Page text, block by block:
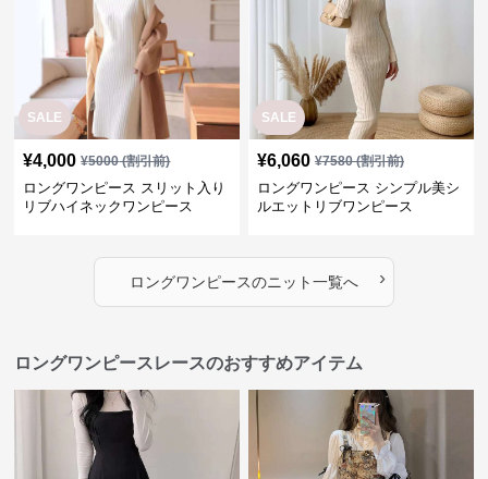
SALE
¥4,000 ¥5000(割引前)
ロングワンピース スリット入り
リブハイネックワンピース
SALE
¥6,060 ¥7580(割引前)
ロングワンピース シンプル美シ
ルエットリブワンピース
ロングワンピースのニット一覧へ ›
ロングワンピースレースのおすすめアイテム